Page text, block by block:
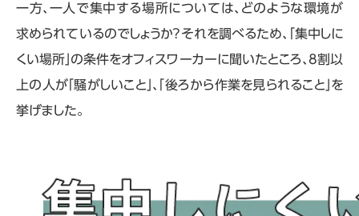
一方、一人で集中する場所については、どのような環境が
求められているのでしょうか？それを調べるため、「集中しに
くい場所」の条件をオフィスワーカーに聞いたところ、8割以
上の人が「騒がしいこと」、「後ろから作業を見られること」を
挙げました。